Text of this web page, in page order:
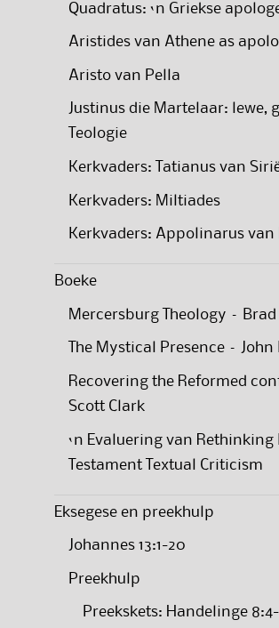
Quadratus: ‘n Griekse
Aristides van Athene as
Aristo van Pella
Justinus die Martelaar: lewe,
Teologie
Kerkvaders: Tatianus van
Kerkvaders: Miltiades
Kerkvaders: Appolinarus
Boeke
Mercersburg Theology –
The Mystical Presence – John
Recovering the Reformed
Scott Clark
‘n Evaluering van Rethinking
Testament Textual Criticism
Eksegese en preekhulp
Johannes 13:1-20
Preekhulp
Preekskets: Handelinge